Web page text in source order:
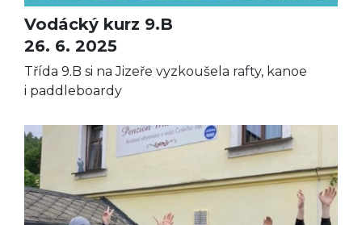
Vodácký kurz 9.B
26. 6. 2025
Třída 9.B si na Jizeře vyzkoušela rafty, kanoe
i paddleboardy